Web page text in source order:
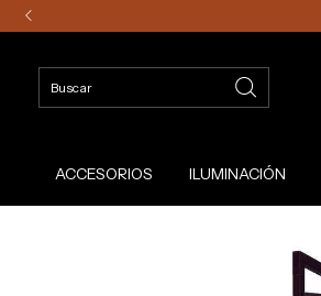
ACCESORIOS ILUMINACIÓN